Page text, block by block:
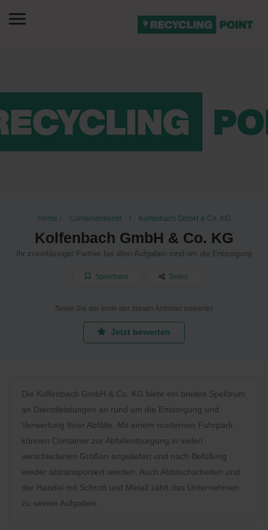
Home Containerdienst Kolfenbach GmbH & Co. KG
Kolfenbach GmbH & Co. KG
Ihr zuverlässiger Partner bei allen Aufgaben rund um die Entsorgung
Speichern Teilen
Seien Sie der erste der diesen Anbieter bewertet
Jetzt bewerten
Die Kolfenbach GmbH & Co. KG biete ein breites Spektrum
an Dienstleistungen an rund um die Entsorgung und
Verwertung Ihrer Abfälle. Mit einem modernen Fuhrpark
können Container zur Abfallentsorgung in vielen
verschiedenen Größen angeliefert und nach Befüllung
wieder abtransportiert werden. Auch Abbrucharbeiten und
der Handel mit Schrott und Metall zählt das Unternehmen
zu seinen Aufgaben.